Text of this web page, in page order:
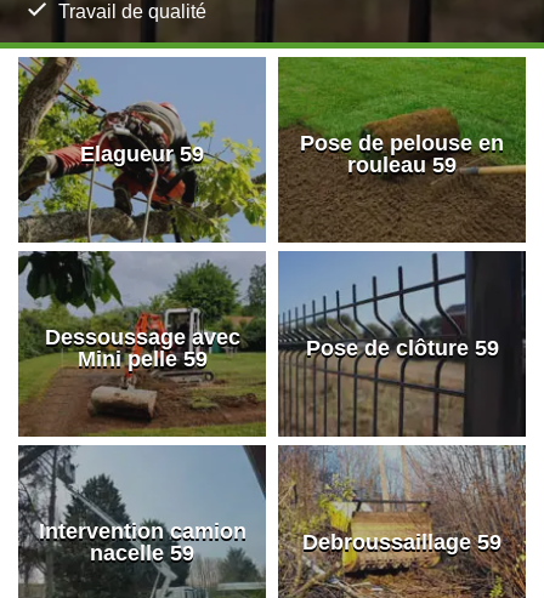
Travail de qualité
Elagueur 59
Pose de pelouse en
rouleau 59
Dessoussage avec
Mini pelle 59
Pose de clôture 59
Intervention camion
nacelle 59
Debroussaillage 59